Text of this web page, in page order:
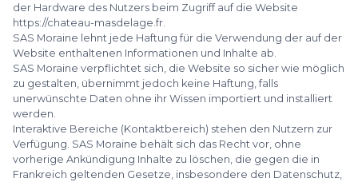
der Hardware des Nutzers beim Zugriff auf die Website
https://chateau-masdelage.fr.
SAS Moraine lehnt jede Haftung für die Verwendung der auf der
Website enthaltenen Informationen und Inhalte ab.
SAS Moraine verpflichtet sich, die Website so sicher wie möglich
zu gestalten, übernimmt jedoch keine Haftung, falls
unerwünschte Daten ohne ihr Wissen importiert und installiert
werden.
Interaktive Bereiche (Kontaktbereich) stehen den Nutzern zur
Verfügung. SAS Moraine behält sich das Recht vor, ohne
vorherige Ankündigung Inhalte zu löschen, die gegen die in
Frankreich geltenden Gesetze, insbesondere den Datenschutz,